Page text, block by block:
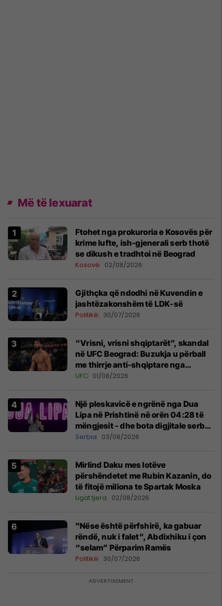
Më të lexuarat
Ftohet nga prokuroria e Kosovës për
krime lufte, ish-gjenerali serb thotë
se dikush e tradhtoi në Beograd
Kosovë 02/08/2026
Gjithçka që ndodhi në Kuvendin e
jashtëzakonshëm të LDK-së
Politikë 30/07/2026
“Vrisni, vrisni shqiptarët”, skandal
në UFC Beograd: Buzukja u përball
me thirrje anti-shqiptare nga
tribunat
UFC 01/08/2026
Një pleskavicë e ngrënë nga Dua
Lipa në Prishtinë në orën 04:28 të
mëngjesit - dhe bota digjitale serbe
shpall gjendjen e luftës
Serbia 03/08/2026
Mirlind Daku mes lotëve
përshëndetet me Rubin Kazanin, do
të fitojë miliona te Spartak Moska
Ligat tjera 02/08/2026
"Nëse është përfshirë, ka gabuar
rëndë, nuk i falet", Abdixhiku i çon
“selam” Përparim Ramës
Politikë 30/07/2026